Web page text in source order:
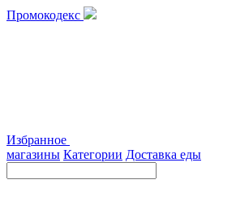
Промокодекс
Избранное
магазины Категории Доставка еды